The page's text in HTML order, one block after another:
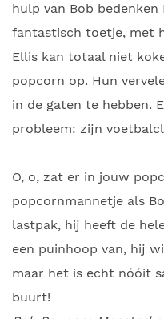
hulp van Bob bedenken
fantastisch toetje, met
Ellis kan totaal niet
popcorn op. Hun
in de gaten te hebben.
probleem: zijn
O, o, zat er in jouw
popcornmannetje als
lastpak, hij heeft de
een puinhoop van, hij
maar het is echt nóóit
buurt!